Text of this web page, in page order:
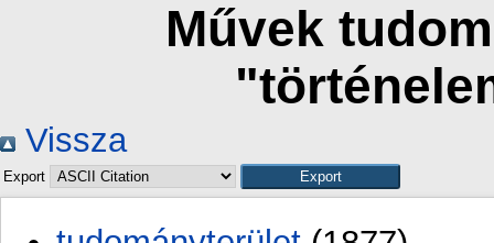
Művek
Vissza
Export